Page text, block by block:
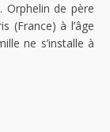
Orphelin de père
(France) à l’âge
ne s’installe à